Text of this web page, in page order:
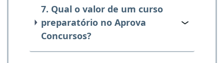
7. Qual o valor de um curso
preparatório no Aprova
Concursos?